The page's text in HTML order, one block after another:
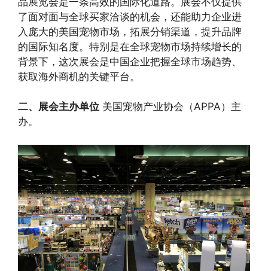
了面对面与全球买家洽谈的机会，还能助力企业进
入庞大的美国宠物市场，拓展分销渠道，提升品牌
的国际知名度。特别是在全球宠物市场持续增长的
背景下，这次展会是中国企业把握全球市场趋势、
获取海外商机的关键平台。
二、展会主办单位 美国宠物产业协会（APPA）主
办。